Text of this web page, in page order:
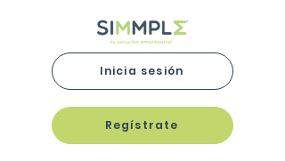
Inicia sesión
Regístrate